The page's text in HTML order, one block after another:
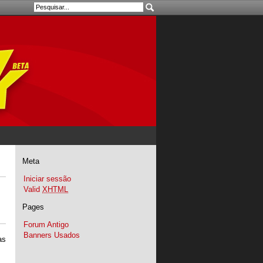
Meta
Iniciar sessão
Valid XHTML
Pages
Forum Antigo
Banners Usados